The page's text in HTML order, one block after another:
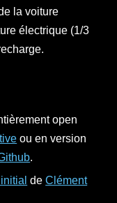
la voiture
électrique (1/3
open
ou en version
.
deClément